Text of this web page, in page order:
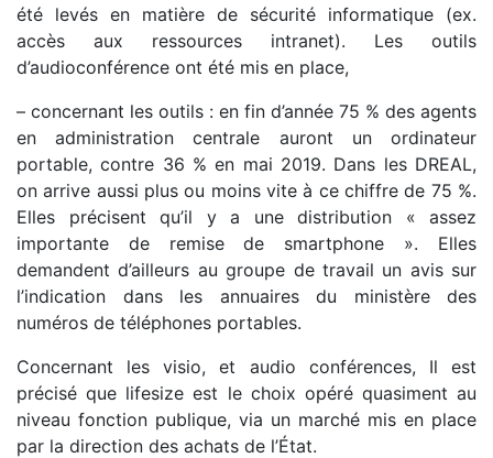
été levés en matière de sécurité informatique (ex.
accès aux ressources intranet). Les outils
d’audioconférence ont été mis en place,
– concernant les outils : en fin d’année 75 % des agents
en administration centrale auront un ordinateur
portable, contre 36 % en mai 2019. Dans les DREAL,
on arrive aussi plus ou moins vite à ce chiffre de 75 %.
Elles précisent qu’il y a une distribution « assez
importante de remise de smartphone ». Elles
demandent d’ailleurs au groupe de travail un avis sur
l’indication dans les annuaires du ministère des
numéros de téléphones portables.
Concernant les visio, et audio conférences, Il est
précisé que lifesize est le choix opéré quasiment au
niveau fonction publique, via un marché mis en place
par la direction des achats de l’État.